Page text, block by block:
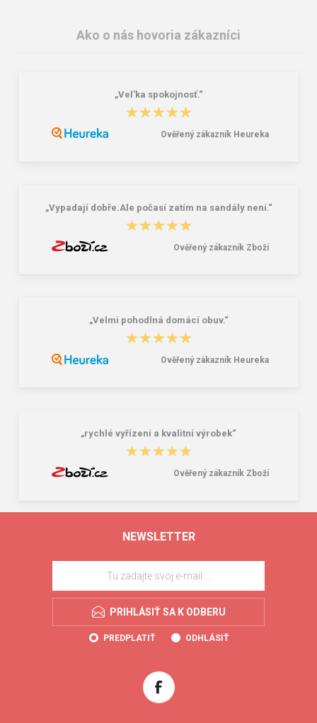
Ako o nás hovoria zákazníci
„Vel'ka spokojnosť.“
★★★★★
★★★★★
Ověřený zákazník Heureka
„Vypadají dobře.Ale počasí zatím na sandály není.“
★★★★★
★★★★★
Ověřený zákazník Zboží
„Velmi pohodlná domácí obuv.“
★★★★★
★★★★★
Ověřený zákazník Heureka
„rychlé vyřízeni a kvalitní výrobek“
★★★★★
★★★★★
Ověřený zákazník Zboží
NEWSLETTER
PRIHLÁSIŤ SA K ODBERU
PREDPLATIŤ ODHLÁSIŤ